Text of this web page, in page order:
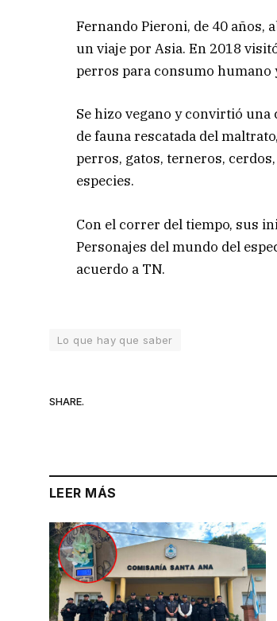
Fernando Pieroni, de 40 años,
un viaje por Asia. En 2018
perros para consumo humano
Se hizo vegano y convirtió
de fauna rescatada del
perros, gatos, terneros,
especies.
Con el correr del tiempo, sus
Personajes del mundo del
acuerdo a TN.
Lo que hay que saber
SHARE.
LEER MÁS